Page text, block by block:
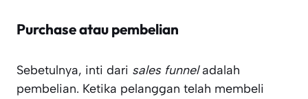
Purchase atau pembelian
Sebetulnya, inti dari sales funneladalah
pembelian. Ketika pelanggan telah membeli